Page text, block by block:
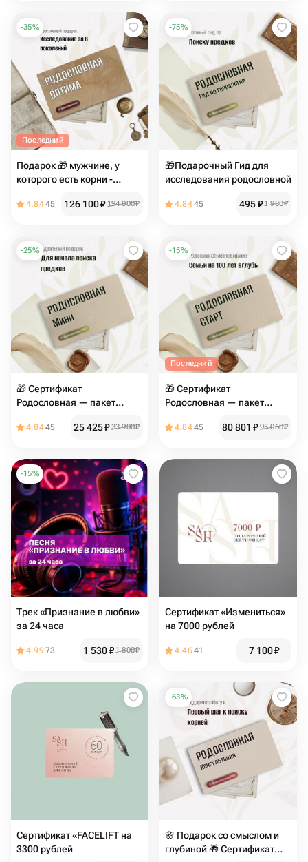
-35%
Последний
Подарок 🎁 мужчине, у
которого есть корни -
Оптима"
4.8445 126 100₽ 194 000₽
-75%
🎁Подарочный Гид для
исследования родословной
4.8445 495₽1 980₽
-25%
🎁 Сертификат
Родословная — пакет
4.8445 25 425₽ 33 900₽
-15%
Последний
🎁 Сертификат
Родословная — пакет
4.8445 80 801 ₽ 95 060₽
-15%
Трек «Признание в любви»
за 24 часа
4.9973 1 530₽1 800₽
Сертификат «Измениться»
на 7000 рублей
4.4641 7 100₽
Сертификат «FACELIFT на
3300 рублей
-63%
🌸 Подарок со смыслом и
глубиной 🎁 Сертификат